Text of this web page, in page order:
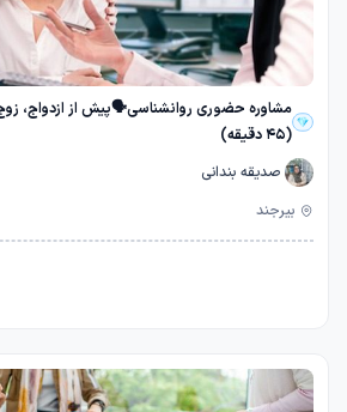
مشاوره حضوری روانشناسی🗣️پیش از ازدواج،
(45 دقیقه)
صدیقه بندانی
بیرجند